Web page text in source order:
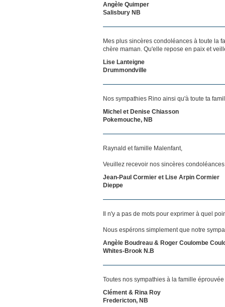
Angèle Quimper
Salisbury NB
Mes plus sincères condoléances à toute la
chère maman. Qu'elle repose en paix et
Lise Lanteigne
Drummondville
Nos sympathies Rino ainsi qu'à toute ta
Michel et Denise Chiasson
Pokemouche, NB
Raynald et famille Malenfant,
Veuillez recevoir nos sincères
Jean-Paul Cormier et Lise Arpin Cormier
Dieppe
Il n'y a pas de mots pour exprimer à quel
Nous espérons simplement que notre
Angèle Boudreau & Roger Coulombe
Whites-Brook N.B
Toutes nos sympathies à la famille
Clément & Rina Roy
Fredericton, NB